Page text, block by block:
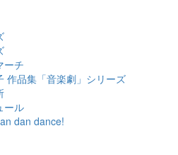
ーチ
作品集「音楽劇」シリーズ
ール
dan dance!